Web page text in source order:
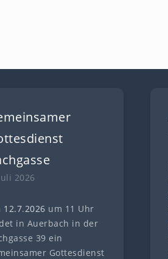
2026
12.7.2026 um 11 Uhr
in Auerbach in der
39 ein
Gottesdienst